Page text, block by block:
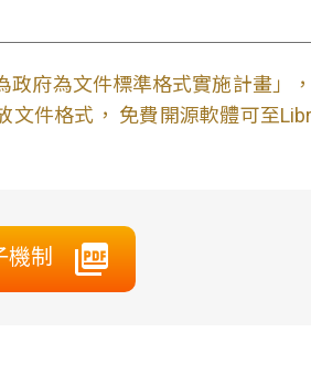
政府為文件標準格式實施計畫」
文件格式， 免費開源軟體可至
機制